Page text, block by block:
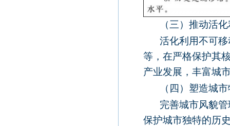
（三）推动活
活化利用不可
等，在严格保护其
产业发展，丰富城
（四）塑造城
完善城市风貌
保护城市独特的历